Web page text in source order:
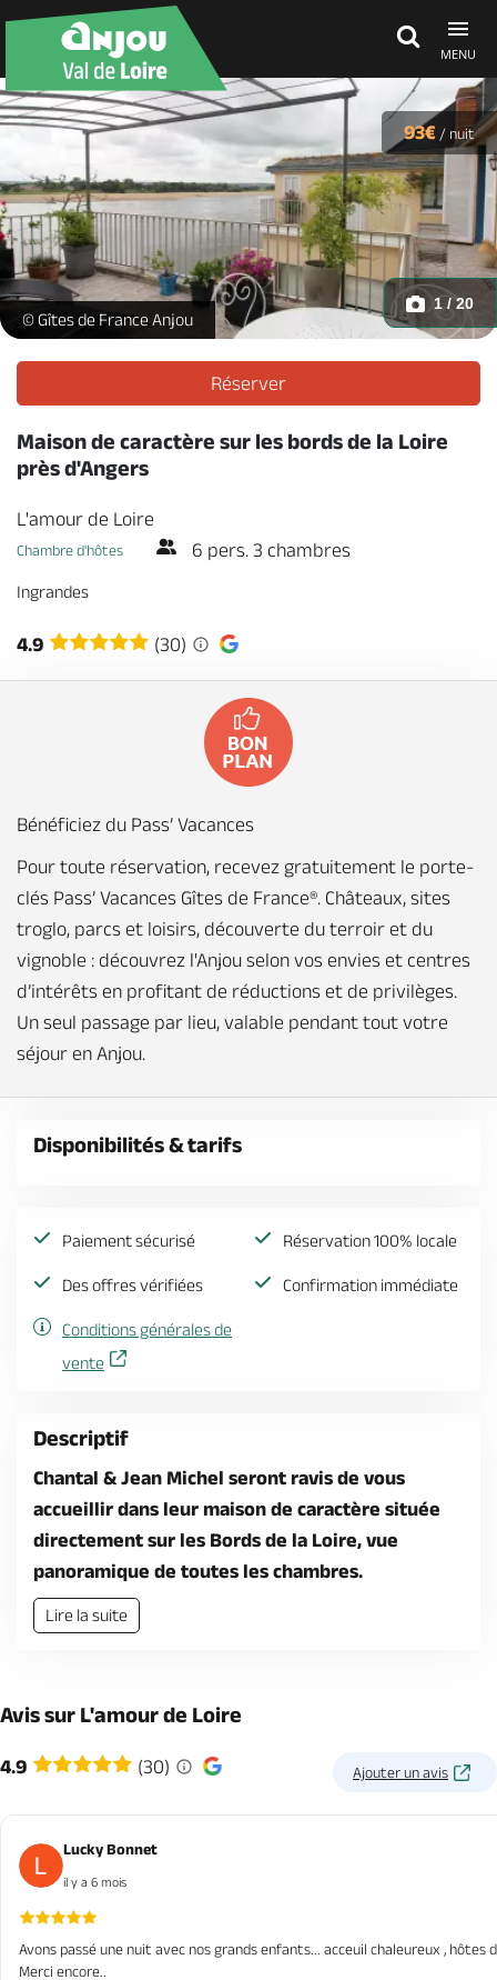
MENU
Découvrir
À voir, à faire
Agenda
Dormir, manger
Séjours, cadeaux
L'amour de Loire_1 -
© Gîtes de France Anjou
1 / 20
93€ / nuit
Réserver
Maison de caractère sur les bords de la Loire
près d'Angers
L'amour de Loire
Chambre d'hôtes 6 pers. 3 chambres
Ingrandes
4.9 (30)
Bénéficiez du Pass’ Vacances
Pour toute réservation, recevez gratuitement le porte-
clés Pass’ Vacances Gîtes de France®. Châteaux, sites
troglo, parcs et loisirs, découverte du terroir et du
vignoble : découvrez l'Anjou selon vos envies et centres
d’intérêts en profitant de réductions et de privilèges.
Un seul passage par lieu, valable pendant tout votre
séjour en Anjou.
Disponibilités & tarifs
Paiement sécurisé Réservation 100% locale
Des offres vérifiées Confirmation immédiate
Conditions générales de
vente
Descriptif
Chantal & Jean Michel seront ravis de vous
accueillir dans leur maison de caractère située
directement sur les Bords de la Loire, vue
panoramique de toutes les chambres.
Lire la suite
Avis sur L'amour de Loire
4.9 (30) Ajouter un avis
Lucky Bonnet
il y a 6 mois
Avons passé une nuit avec nos grands enfants... acceuil chaleureux ,
Merci encore..